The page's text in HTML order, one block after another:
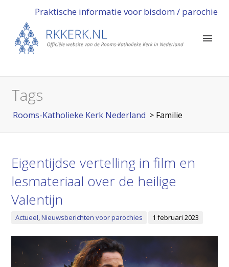
Praktische informatie voor bisdom / parochie
Tags
Rooms-Katholieke Kerk Nederland > Familie
Eigentijdse vertelling in film en
lesmateriaal over de heilige
Valentijn
Actueel,Nieuwsberichten voor parochies 1 februari 2023